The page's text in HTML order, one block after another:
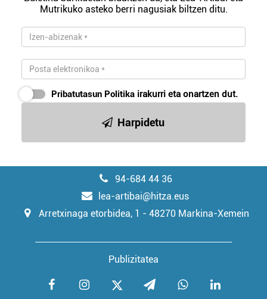
irakurriMutrikuko asteko berri nagusiak biltzen ditu.
Pribatutasun Politika irakurri eta onartzen dut.
Harpidetu
94-684 44 36
lea-artibai@hitza.eus
Arretxinaga etorbidea, 1 - 48270 Markina-Xemein
Publizitatea